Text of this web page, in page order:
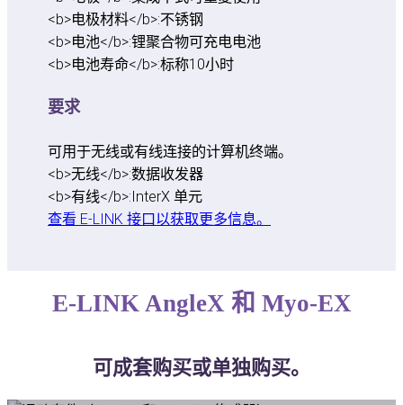
<b>电极材料</b>:不锈钢
<b>电池</b>:锂聚合物可充电电池
<b>电池寿命</b>:标称10小时
要求
可用于无线或有线连接的计算机终端。
<b>无线</b>:数据收发器
<b>有线</b>:InterX 单元
查看 E-LINK 接口以获取更多信息。
E-LINK AngleX 和 Myo-EX
可成套购买或单独购买。